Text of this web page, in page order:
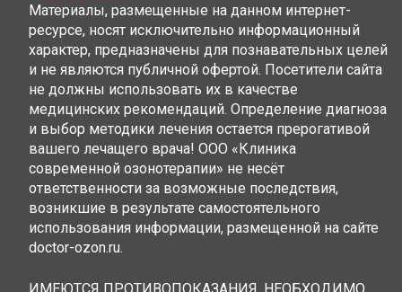
Материалы, размещенные на данном интернет-
ресурсе, носят исключительно информационный
характер, предназначены для познавательных целей
и не являются публичной офертой. Посетители сайта
не должны использовать их в качестве
медицинских рекомендаций. Определение диагноза
и выбор методики лечения остается прерогативой
вашего лечащего врача! ООО «Клиника
современной озонотерапии» не несёт
ответственности за возможные последствия,
возникшие в результате самостоятельного
использования информации, размещенной на сайте
doctor-ozon.ru.